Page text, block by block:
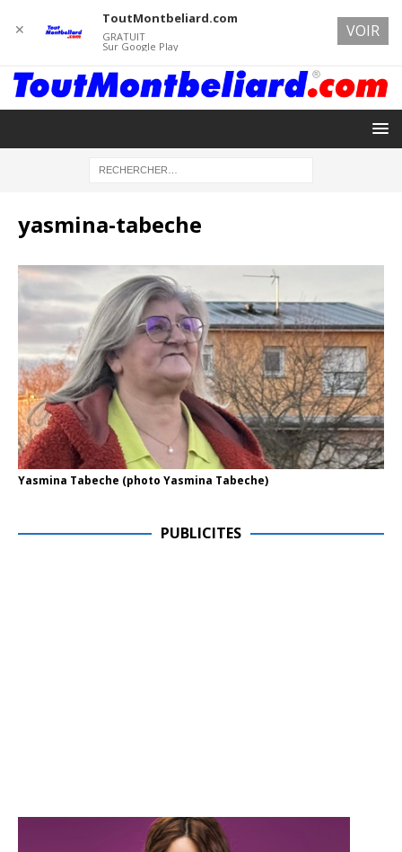
yasmina-tabeche
Yasmina Tabeche (photo Yasmina Tabeche)
PUBLICITES
✕
ToutMontbeliard.com
GRATUIT
Sur Google Play
VOIR